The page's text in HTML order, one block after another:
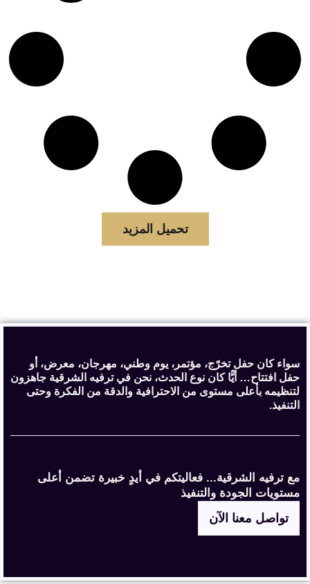
تحميل المزيد
سواء كان حفل تخرّج، مؤتمر، يوم وطني، مهرجان، معرض، أو
حفل افتتاح… أيًّا كان نوع الحدث، نحن في ترفيه الشرقية جاهزون
لتنظيمه بأعلى مستوى من الاحترافية والدقة من الفكرة وحتى
التنفيذ.
مع ترفيه الشرقية... فعاليتكم في أيدٍ خبيرة تضمن أعلى
مستويات الجودة والتنفيذ
تواصل معنا الآن